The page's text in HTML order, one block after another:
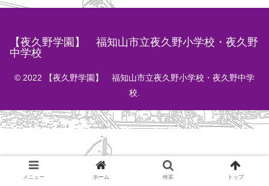
【夜久野学園】 福知山市立夜久野小学校・夜久野
中学校
© 2022 【夜久野学園】 福知山市立夜久野小学校・夜久野中学
校.
メニュー ホーム 検索 トップ